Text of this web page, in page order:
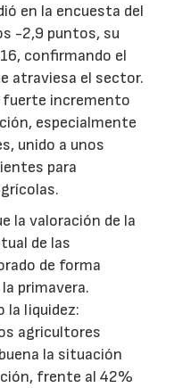
en la encuesta del
-2,9 puntos, su
confirmando el
atraviesa el sector.
fuerte incremento
especialmente
unido a unos
para
la valoración de la
de las
de forma
primavera.
la liquidez:
agricultores
la situación
frente al 42%